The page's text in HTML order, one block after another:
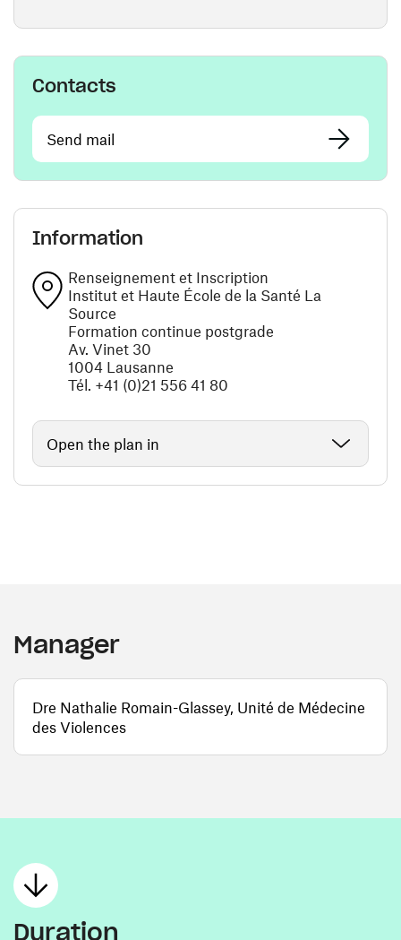
Contacts
Send mail
Information
Renseignement et Inscription
Institut et Haute École de la Santé La
Source
Formation continue postgrade
Av. Vinet 30
1004 Lausanne
Tél. +41 (0)21 556 41 80
Open the plan in
Manager
Dre Nathalie Romain-Glassey, Unité de Médecine
des Violences
Duration